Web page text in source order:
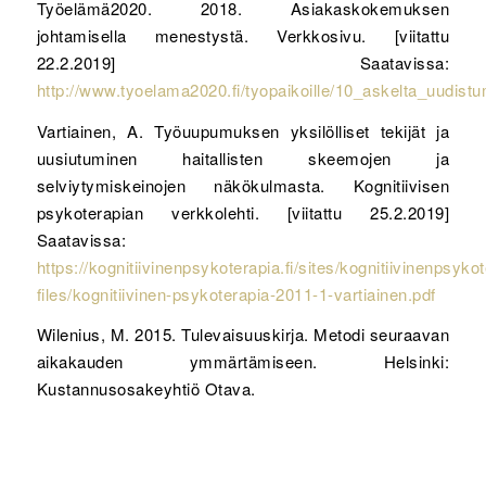
Työelämä2020. 2018. Asiakaskokemuksen
johtamisella menestystä. Verkkosivu. [viitattu
22.2.2019] Saatavissa:
http://www.tyoelama2020.fi/tyopaikoille/
Vartiainen, A. Työuupumuksen yksilölliset tekijät ja
uusiutuminen haitallisten skeemojen ja
selviytymiskeinojen näkökulmasta. Kognitiivisen
psykoterapian verkkolehti. [viitattu 25.2.2019]
Saatavissa:
https://kognitiivinenpsykoterapia.fi/sites/
files/kognitiivinen-psykoterapia-2011-1-vartiainen.pdf
Wilenius, M. 2015. Tulevaisuuskirja. Metodi seuraavan
aikakauden ymmärtämiseen. Helsinki:
Kustannusosakeyhtiö Otava.